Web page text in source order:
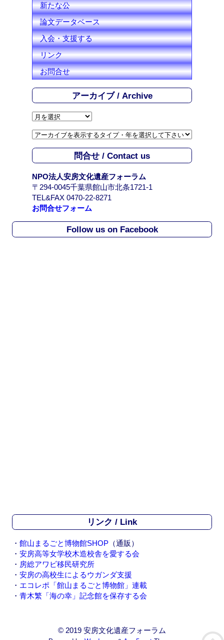
新たな公
論文データベース
入会・支援する
リンク
お問合せ
アーカイブ / Archive
ア
カ
イ
ブ
A
r
c
h
i
問合せ / Contact us
NPO法人安房文化遺産フォーラム
〒294-0045千葉県館山市北条1721-1
TEL&FAX 0470-22-8271
お問合せフォーム
Follow us on Facebook
リンク / Link
・ 館山まるごと博物館SHOP （通販）
・ 安房高等女学校木造校舎を愛する会
・ 房総アワビ移民研究所
・ 安房の高校生によるウガンダ支援
・ エコレポ「館山まるごと博物館」連載
・ 青木繁「海の幸」記念館を保存する会
© 2019 安房文化遺産フォーラム